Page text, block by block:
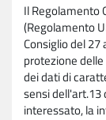
Il Regolamento
(Regolamento
Consiglio del 27
protezione
dei dati di
sensi dell'art.13
interessato, la